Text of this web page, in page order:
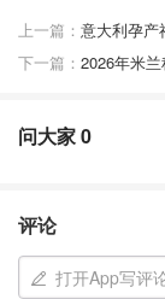
出生公证书
这两份文件是需
在中国加入海牙
证，但是2023
上一篇：
下一篇：
问大家0
评论
打开App写评